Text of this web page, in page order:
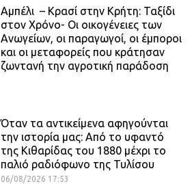
Αμπέλι – Κρασί στην Κρήτη: Ταξίδι
στον Χρόνο- Οι οικογένειες των
Ανωγείων, οι παραγωγοί, οι έμποροι
και οι μεταφορείς που κράτησαν
ζωντανή την αγροτική παράδοση
Όταν τα αντικείμενα αφηγούνται
την ιστορία μας: Από το υφαντό
της Κιθαρίδας του 1880 μέχρι το
παλιό ραδιόφωνο της Τυλίσου
06/08/2026 17:53